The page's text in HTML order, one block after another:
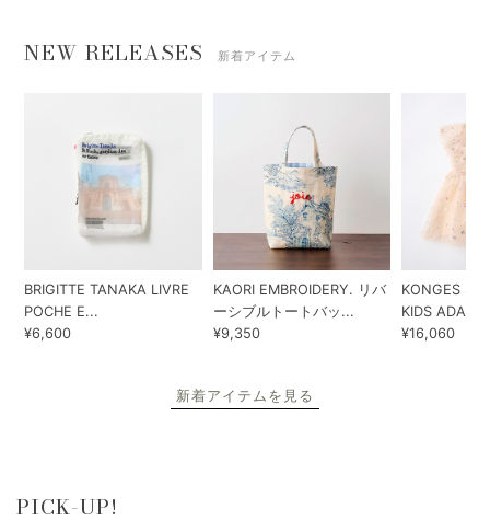
NEW RELEASES 新着アイテム
BRIGITTE TANAKA LIVRE
POCHE E...
¥6,600
KAORI EMBROIDERY. リバ
ーシブルトートバッ...
¥9,350
KONGES
KIDS ADA...
¥16,060
新着アイテムを見る
PICK-UP!